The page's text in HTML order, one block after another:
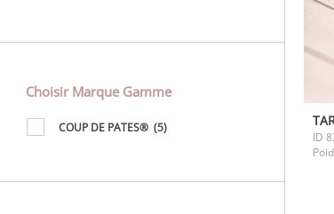
Choisir Marque Gamme
COUP DE PATES® (5)
ID